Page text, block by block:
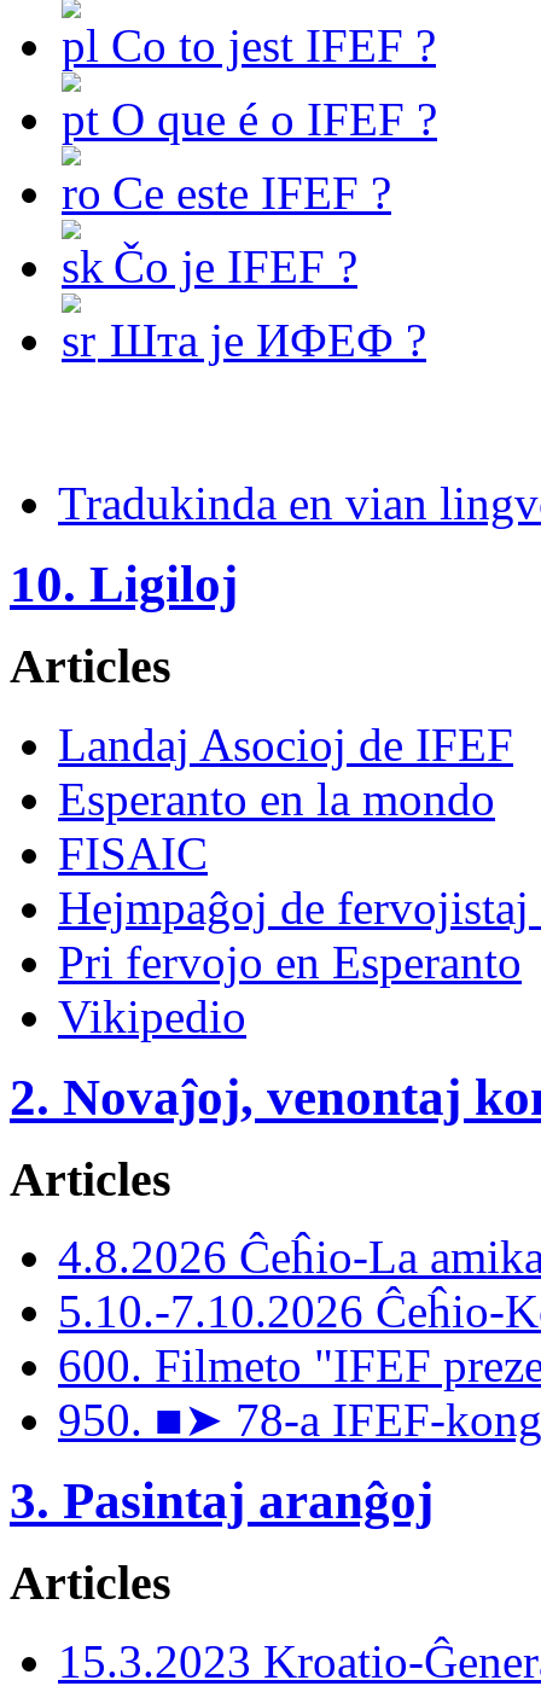
Co to jest IFEF ?
O que é o IFEF ?
Ce este IFEF ?
Čo je IFEF ?
Шта је ИФЕФ ?
Tradukinda en vian
10. Ligiloj
Articles
Landaj Asocioj de IFEF
Esperanto en la mondo
FISAIC
Hejmpaĝoj de fervojistaj
Pri fervojo en Esperanto
Vikipedio
2. Novaĵoj, venontaj
Articles
4.8.2026 Ĉeĥio-La
5.10.-7.10.2026 Ĉeĥio-
600. Filmeto "IFEF
950. ■➤ 78-a IFEF-
3. Pasintaj aranĝoj
Articles
15.3.2023 Kroatio-